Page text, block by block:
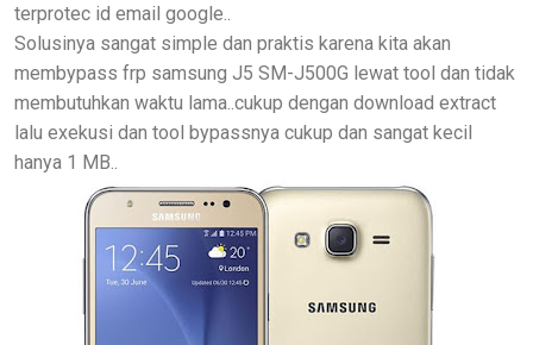
terprotec id email google..
Solusinya sangat simple dan praktis karena kita akan
membypass frp samsung J5 SM-J500G lewat tool dan tidak
membutuhkan waktu lama..cukup dengan download extract
lalu exekusi dan tool bypassnya cukup dan sangat kecil
hanya 1 MB..